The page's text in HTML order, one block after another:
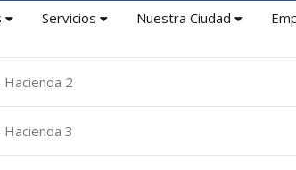
Servicios Nuestra Ciudad
Hacienda 2
Hacienda 3